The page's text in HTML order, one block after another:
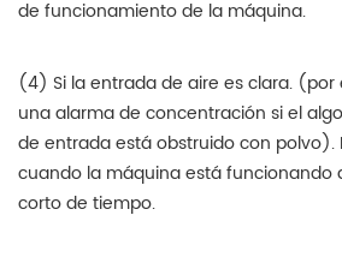
de funcionamiento de la máquina.
(4) Si la entrada de aire es clara.
una alarma de concentración si el
de entrada está obstruido con polvo).
cuando la máquina está funcionando
corto de tiempo.